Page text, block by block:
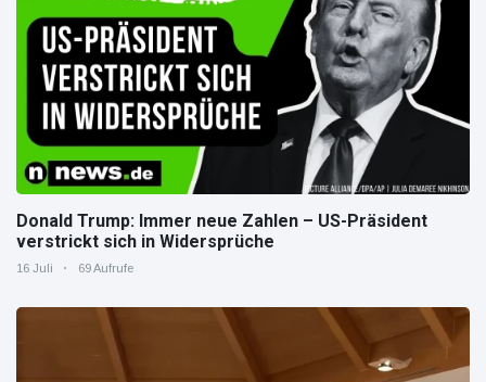
Donald Trump: Immer neue Zahlen – US-Präsident
verstrickt sich in Widersprüche
16 Juli 69 Aufrufe